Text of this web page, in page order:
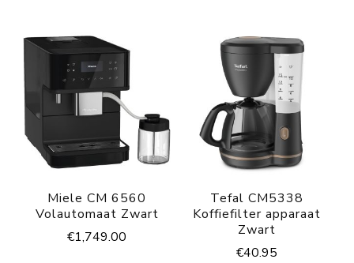
Miele CM 6560
Volautomaat Zwart
€1,749.00
Tefal CM5338
Koffiefilter apparaat
Zwart
€40.95